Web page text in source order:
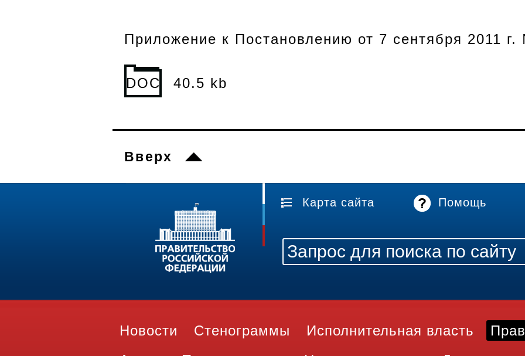
Приложение к Постановлению от 7 сентября 2011
DOC 40.5 kb
Вверх
Карта сайта Помощь
Новости Стенограммы Исполнительная власть